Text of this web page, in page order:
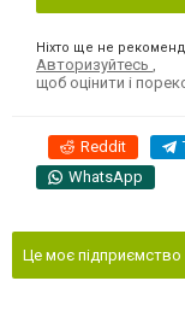
Ніхто ще не
Авторизуйтесь
щоб оцінити і
Reddit
WhatsApp
Це моє підприємство